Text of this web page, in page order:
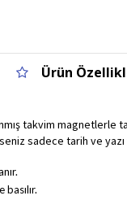
Ürün
takvim magnetlerle
sadece tarih ve